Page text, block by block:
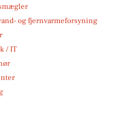
og fjernvarmeforsyning
/ IT